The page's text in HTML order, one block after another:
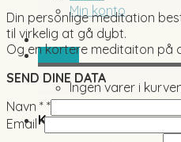
Min konto
0,00kr.
Ingen varer i
Kurv
Din personlige meditation
til virkelig at gå dybt.
Og en kortere meditaiton på
SEND DINE DATA
Navn * *
Email*